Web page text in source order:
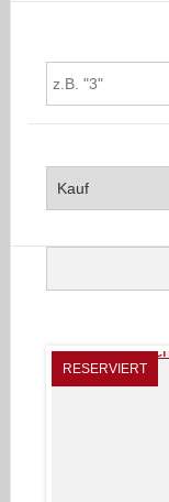
RESERVIERT